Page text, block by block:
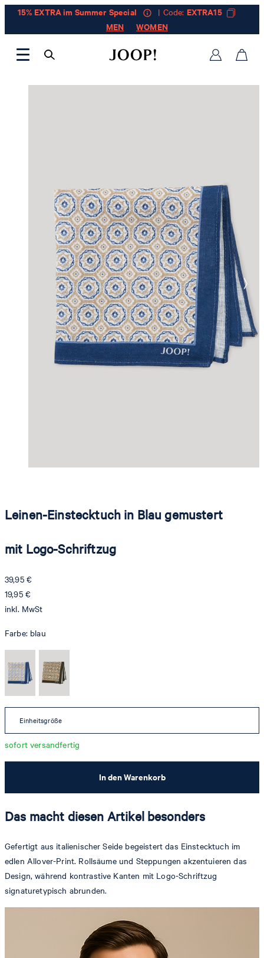
15% EXTRA im Summer Special | Code: EXTRA15
MEN
WOMEN
Leinen-Einstecktuch in Blau gemustert
mit Logo-Schriftzug
39,95 €
19,95 €
inkl. MwSt
Farbe: blau
Einheitsgröße
sofort versandfertig
In den Warenkorb
Das macht diesen Artikel besonders
Gefertigt aus italienischer Seide begeistert das Einstecktuch im
edlen Allover-Print. Rollsäume und Steppungen akzentuieren das
Design, während kontrastive Kanten mit Logo-Schriftzug
signaturetypisch abrunden.